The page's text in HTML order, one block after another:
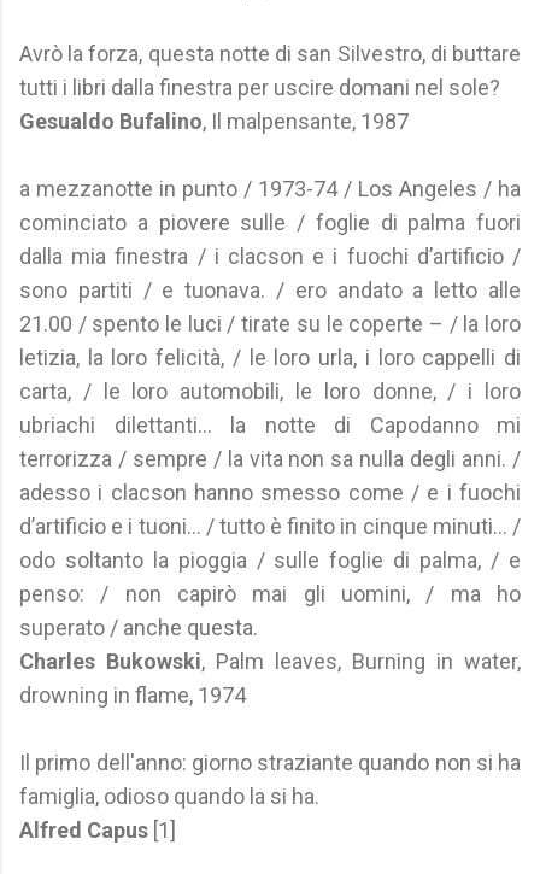
Avrò la forza, questa notte di san Silvestro, di buttare
tutti i libri dalla finestra per uscire domani nel sole?
Gesualdo Bufalino, Il malpensante, 1987
a mezzanotte in punto / 1973-74 / Los Angeles / ha
cominciato a piovere sulle / foglie di palma fuori
dalla mia finestra / i clacson e i fuochi d’artificio /
sono partiti / e tuonava. / ero andato a letto alle
21.00 / spento le luci / tirate su le coperte – / la loro
letizia, la loro felicità, / le loro urla, i loro cappelli di
carta, / le loro automobili, le loro donne, / i loro
ubriachi dilettanti… la notte di Capodanno mi
terrorizza / sempre / la vita non sa nulla degli anni. /
adesso i clacson hanno smesso come / e i fuochi
d’artificio e i tuoni… / tutto è finito in cinque minuti… /
odo soltanto la pioggia / sulle foglie di palma, / e
penso: / non capirò mai gli uomini, / ma ho
superato / anche questa.
Charles Bukowski, Palm leaves, Burning in water,
drowning in flame, 1974
Il primo dell'anno: giorno straziante quando non si ha
famiglia, odioso quando la si ha.
Alfred Capus [1]